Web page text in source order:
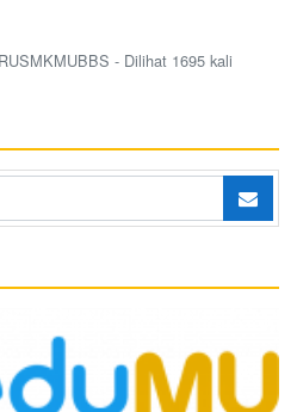
- Dilihat 1695 kali